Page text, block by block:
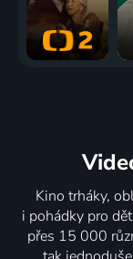
Kino trháky,
i pohádky pro
přes 15 000